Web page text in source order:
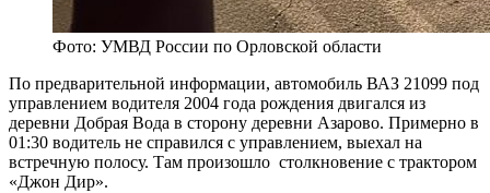
Фото: УМВД России по Орловской области
По предварительной информации, автомобиль ВАЗ 21099 под
управлением водителя 2004 года рождения двигался из
деревни Добрая Вода в сторону деревни Азарово. Примерно в
01:30 водитель не справился с управлением, выехал на
встречную полосу. Там произошло столкновение с трактором
«Джон Дир».